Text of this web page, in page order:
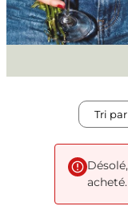
acheté.